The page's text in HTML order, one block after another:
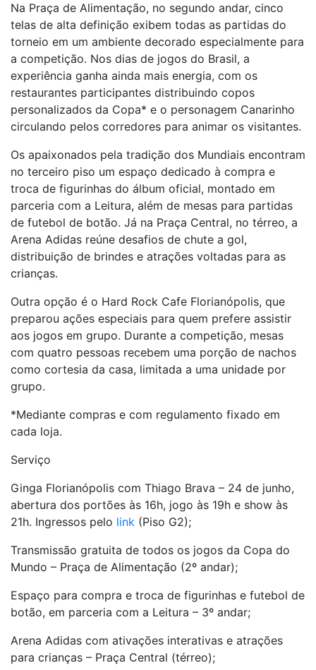
Na Praça de Alimentação, no segundo andar, cinco
telas de alta definição exibem todas as partidas do
torneio em um ambiente decorado especialmente para
a competição. Nos dias de jogos do Brasil, a
experiência ganha ainda mais energia, com os
restaurantes participantes distribuindo copos
personalizados da Copa* e o personagem Canarinho
circulando pelos corredores para animar os visitantes.
Os apaixonados pela tradição dos Mundiais encontram
no terceiro piso um espaço dedicado à compra e
troca de figurinhas do álbum oficial, montado em
parceria com a Leitura, além de mesas para partidas
de futebol de botão. Já na Praça Central, no térreo, a
Arena Adidas reúne desafios de chute a gol,
distribuição de brindes e atrações voltadas para as
crianças.
Outra opção é o Hard Rock Cafe Florianópolis, que
preparou ações especiais para quem prefere assistir
aos jogos em grupo. Durante a competição, mesas
com quatro pessoas recebem uma porção de nachos
como cortesia da casa, limitada a uma unidade por
grupo.
*Mediante compras e com regulamento fixado em
cada loja.
Serviço
Ginga Florianópolis com Thiago Brava – 24 de junho,
abertura dos portões às 16h, jogo às 19h e show às
21h. Ingressos pelo link (Piso G2);
Transmissão gratuita de todos os jogos da Copa do
Mundo – Praça de Alimentação (2º andar);
Espaço para compra e troca de figurinhas e futebol de
botão, em parceria com a Leitura – 3º andar;
Arena Adidas com ativações interativas e atrações
para crianças – Praça Central (térreo);